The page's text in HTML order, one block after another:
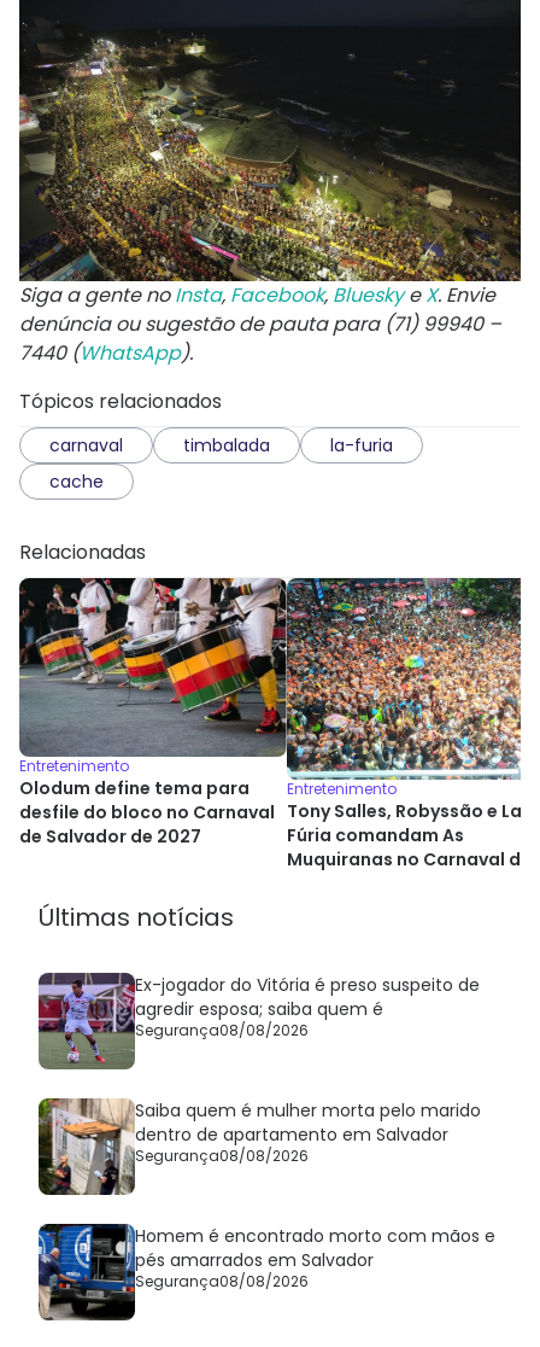
Siga a gente noInsta, Facebook, BlueskyeX. Envie
denúncia ou sugestão de pauta para (71) 99940 –
7440 (WhatsApp).
Tópicos relacionados
carnaval timbalada
la-furia
cache
Relacionadas
Entretenimento
Olodum define tema para
desfile do bloco no Carnaval
de Salvador de 2027
Entretenimento
Tony Salles, Robyssão e La
Fúria comandam As
Muquiranas no Carnaval de
Últimas notícias
Ex-jogador do Vitória é preso suspeito de
agredir esposa; saiba quem é
Segurança08/08/2026
Saiba quem é mulher morta pelo marido
dentro de apartamento em Salvador
Segurança08/08/2026
Homem é encontrado morto com mãos e
pés amarrados em Salvador
Segurança08/08/2026